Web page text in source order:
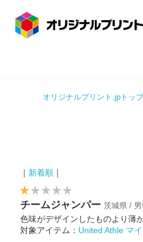
オリジナルプリント.jpトップ
｜ 新着順｜
チームジャンパー 茨城県 /
色味がデザインしたものより薄
対象アイテム： United Athle マ